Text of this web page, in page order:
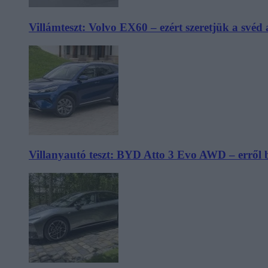
Villámteszt: Volvo EX60 – ezért szeretjük a svéd
Villanyautó teszt: BYD Atto 3 Evo AWD – erről